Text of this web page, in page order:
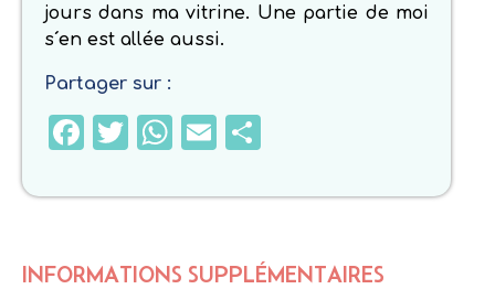
jours dans ma vitrine. Une partie de moi
s´en est allée aussi.
Partager sur :
Facebook
Twitter
WhatsApp
Email
INFORMATIONS SUPPLÉMENTAIRES